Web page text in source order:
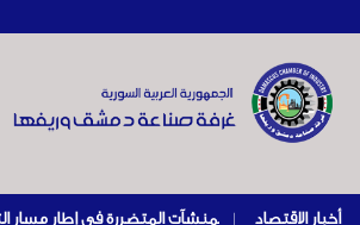
أخبار الاقتصاد |